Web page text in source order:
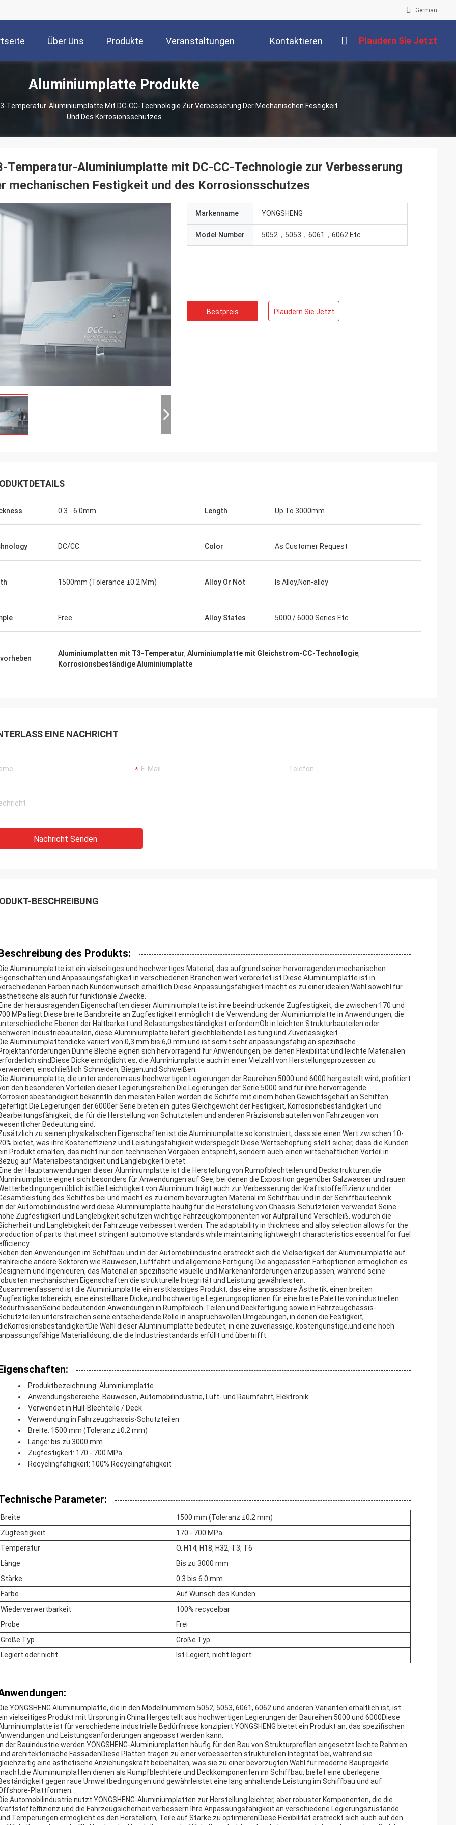
German
Über Uns Produkte Veranstaltungen Kontaktieren Plaudern Sie Jetzt
Aluminiumplatte Produkte
Temperatur-Aluminiumplatte Mit DC-CC-Technologie Zur Verbesserung Der Mechanischen Festigkeit
Und Des Korrosionsschutzes
Temperatur-Aluminiumplatte mit DC-CC-Technologie zur Verbesserung
mechanischen Festigkeit und des Korrosionsschutzes
Markenname YONGSHENG
Model Number 5052，5053，6061，6062 Etc.
Bestpreis Plaudern Sie Jetzt
0.3 - 6.0mm Length Up To 3000mm
DC/CC Color As Customer Request
1500mm (Tolerance ±0.2 Mm) Alloy Or Not Is Alloy,Non-alloy
Free Alloy States 5000 / 6000 Series Etc
Aluminiumplatten mit T3-Temperatur, Aluminiumplatte mit Gleichstrom-CC-Technologie,
Korrosionsbeständige Aluminiumplatte
EINE NACHRICHT
Nachricht Senden
BESCHREIBUNG
des Produkts:
Aluminiumplatte ist ein vielseitiges und hochwertiges Material, das aufgrund seiner hervorragenden mechanischen
und Anpassungsfähigkeit in verschiedenen Branchen weit verbreitet ist.Diese Aluminiumplatte ist in
Farben nach Kundenwunsch erhältlich.Diese Anpassungsfähigkeit macht es zu einer idealen Wahl sowohl für
als auch für funktionale Zwecke.
der herausragenden Eigenschaften dieser Aluminiumplatte ist ihre beeindruckende Zugfestigkeit, die zwischen 170 und
MPa liegt.Diese breite Bandbreite an Zugfestigkeit ermöglicht die Verwendung der Aluminiumplatte in Anwendungen, die
Ebenen der Haltbarkeit und Belastungsbeständigkeit erfordernOb in leichten Strukturbauteilen oder
Industriebauteilen, diese Aluminiumplatte liefert gleichbleibende Leistung und Zuverlässigkeit.
Aluminiumplattendicke variiert von 0,3 mm bis 6,0 mm und ist somit sehr anpassungsfähig an spezifische
Bleche eignen sich hervorragend für Anwendungen, bei denen Flexibilität und leichte Materialien
sindDiese Dicke ermöglicht es, die Aluminiumplatte auch in einer Vielzahl von Herstellungsprozessen zu
einschließlich Schneiden, Biegen,und Schweißen.
Aluminiumplatte, die unter anderem aus hochwertigen Legierungen der Baureihen 5000 und 6000 hergestellt wird, profitiert
den besonderen Vorteilen dieser Legierungsreihen.Die Legierungen der Serie 5000 sind für ihre hervorragende
bekanntIn den meisten Fällen werden die Schiffe mit einem hohen Gewichtsgehalt an Schiffen
Legierungen der 6000er Serie bieten ein gutes Gleichgewicht der Festigkeit, Korrosionsbeständigkeit und
die für die Herstellung von Schutzteilen und anderen Präzisionsbauteilen von Fahrzeugen von
Bedeutung sind.
zu seinen physikalischen Eigenschaften ist die Aluminiumplatte so konstruiert, dass sie einen Wert zwischen 10-
bietet, was ihre Kosteneffizienz und Leistungsfähigkeit widerspiegelt.Diese Wertschöpfung stellt sicher, dass die Kunden
Produkt erhalten, das nicht nur den technischen Vorgaben entspricht, sondern auch einen wirtschaftlichen Vorteil in
auf Materialbeständigkeit und Langlebigkeit bietet.
der Hauptanwendungen dieser Aluminiumplatte ist die Herstellung von Rumpfblechteilen und Deckstrukturen.die
eignet sich besonders für Anwendungen auf See, bei denen die Exposition gegenüber Salzwasser und rauen
üblich istDie Leichtigkeit von Aluminium trägt auch zur Verbesserung der Kraftstoffeffizienz und der
des Schiffes bei und macht es zu einem bevorzugten Material im Schiffbau und in der Schiffbautechnik.
In der Automobilindustrie wird diese Aluminiumplatte häufig für die Herstellung von Chassis-Schutzteilen verwendet.Seine
Zugfestigkeit und Langlebigkeit schützen wichtige Fahrzeugkomponenten vor Aufprall und Verschleiß, wodurch die
und Langlebigkeit der Fahrzeuge verbessert werden. The adaptability in thickness and alloy selection allows for the
of parts that meet stringent automotive standards while maintaining lightweight characteristics essential for fuel
den Anwendungen im Schiffbau und in der Automobilindustrie erstreckt sich die Vielseitigkeit der Aluminiumplatte auf
andere Sektoren wie Bauwesen, Luftfahrt und allgemeine Fertigung.Die angepassten Farboptionen ermöglichen es
und Ingenieuren, das Material an spezifische visuelle und Markenanforderungen anzupassen, während seine
mechanischen Eigenschaften die strukturelle Integrität und Leistung gewährleisten.
ist die Aluminiumplatte ein erstklassiges Produkt, das eine anpassbare Ästhetik, einen breiten
eine einstellbare Dicke,und hochwertige Legierungsoptionen für eine breite Palette von industriellen
bedeutenden Anwendungen in Rumpfblech-Teilen und Deckfertigung sowie in Fahrzeugchassis-
unterstreichen seine entscheidende Rolle in anspruchsvollen Umgebungen, in denen die Festigkeit,
Wahl dieser Aluminiumplatte bedeutet, in eine zuverlässige, kostengünstige,und eine hoch
Materiallösung, die die Industriestandards erfüllt und übertrifft.
Produktbezeichnung: Aluminiumplatte
Anwendungsbereiche: Bauwesen, Automobilindustrie, Luft- und Raumfahrt, Elektronik
Verwendet in Hull-Blechteile / Deck
Verwendung in Fahrzeugchassis-Schutzteilen
Breite: 1500 mm (Toleranz ±0,2 mm)
Länge: bis zu 3000 mm
Zugfestigkeit: 170 - 700 MPa
Recyclingfähigkeit: 100% Recyclingfähigkeit
Parameter:
Breite
1500 mm (Toleranz ±0,2 mm)
Zugfestigkeit
170 - 700 MPa
Temperatur
O, H14, H18, H32, T3, T6
Länge
Bis zu 3000 mm
Stärke
0.3 bis 6.0 mm
Farbe
Auf Wunsch des Kunden
Wiederverwertbarkeit
100% recycelbar
Probe
Frei
Größe Typ
Größe Typ
Legiert oder nicht
Ist Legiert, nicht legiert
YONGSHENG Aluminiumplatte, die in den Modellnummern 5052, 5053, 6061, 6062 und anderen Varianten erhältlich ist, ist
vielseitiges Produkt mit Ursprung in China.Hergestellt aus hochwertigen Legierungen der Baureihen 5000 und 6000Diese
ist für verschiedene industrielle Bedürfnisse konzipiert.YONGSHENG bietet ein Produkt an, das spezifischen
und Leistungsanforderungen angepasst werden kann.
In der Bauindustrie werden YONGSHENG-Aluminiumplatten häufig für den Bau von Strukturprofilen eingesetzt.leichte Rahmen
architektonische FassadenDiese Platten tragen zu einer verbesserten strukturellen Integrität bei, während sie
eine ästhetische Anziehungskraft beibehalten, was sie zu einer bevorzugten Wahl für moderne Bauprojekte
Aluminiumplatten dienen als Rumpfblechteile und Deckkomponenten im Schiffbau, bietet eine überlegene
gegen raue Umweltbedingungen und gewährleistet eine lang anhaltende Leistung im Schiffbau und auf
Plattformen.
Automobilindustrie nutzt YONGSHENG-Aluminiumplatten zur Herstellung leichter, aber robuster Komponenten, die die
und die Fahrzeugsicherheit verbessern.Ihre Anpassungsfähigkeit an verschiedene Legierungszustände
Temperungen ermöglicht es den Herstellern, Teile auf Stärke zu optimierenDiese Flexibilität erstreckt sich auch auf den